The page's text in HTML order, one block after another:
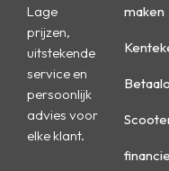
Lage
prijzen,
uitstekende
service en
persoonlijk
advies voor
elke klant.
maken